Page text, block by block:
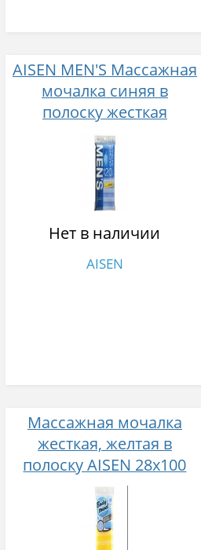
AISEN MEN'S Массажная
мочалка синяя в
полоску жесткая
удлиненная 28x120 см,
нейлон 100%
Нет в наличии
AISEN
Массажная мочалка
жесткая, желтая в
полоску AISEN 28х100
см, нейлон 80%,
полиэстер 20%